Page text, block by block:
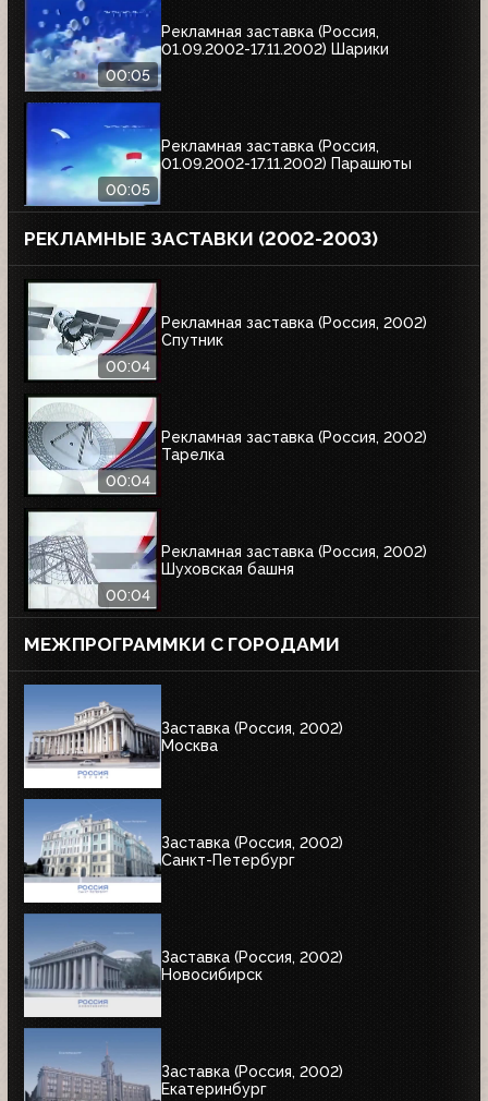
00:05
Рекламная заставка (Россия,
01.09.2002-17.11.2002) Шарики
00:05
Рекламная заставка (Россия,
01.09.2002-17.11.2002) Парашюты
РЕКЛАМНЫЕ ЗАСТАВКИ (2002-2003)
00:04
Рекламная заставка (Россия, 2002)
Спутник
00:04
Рекламная заставка (Россия, 2002)
Тарелка
00:04
Рекламная заставка (Россия, 2002)
Шуховская башня
МЕЖПРОГРАММКИ С ГОРОДАМИ
Заставка (Россия, 2002)
Москва
Заставка (Россия, 2002)
Санкт-Петербург
Заставка (Россия, 2002)
Новосибирск
Заставка (Россия, 2002)
Екатеринбург